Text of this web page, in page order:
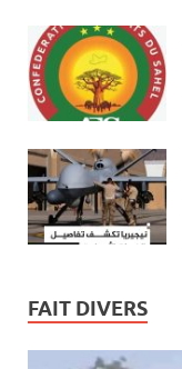
FAIT DIVERS